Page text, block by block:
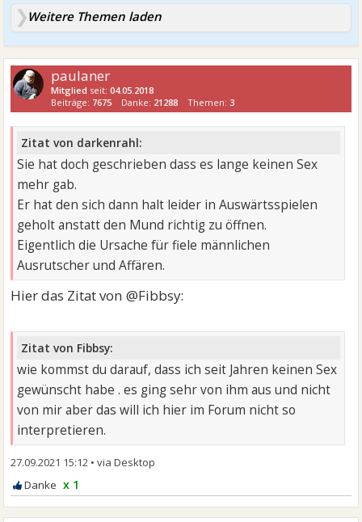
Weitere Themen laden
paulaner
Mitglied seit:04.05.2018
Beiträge: 7675 Danke: 21288 Themen: 3
Zitat von darkenrahl:
Sie hat doch geschrieben dass es lange keinen Sex
mehr gab.
Er hat den sich dann halt leider in Auswärtsspielen
geholt anstatt den Mund richtig zu öffnen.
Eigentlich die Ursache für fiele männlichen
Ausrutscher und Affären.
Hier das Zitat von @Fibbsy:
Zitat von Fibbsy:
wie kommst du darauf, dass ich seit Jahren keinen Sex
gewünscht habe . es ging sehr von ihm aus und nicht
von mir aber das will ich hier im Forum nicht so
interpretieren.
27.09.2021 15:12 •
x 1